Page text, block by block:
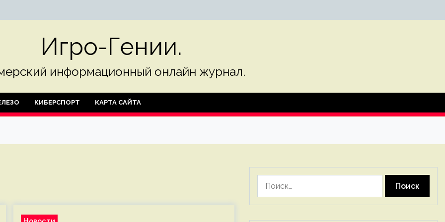
Игро-Гении.
информационный онлайн журнал.
КИБЕРСПОРТ КАРТА САЙТА